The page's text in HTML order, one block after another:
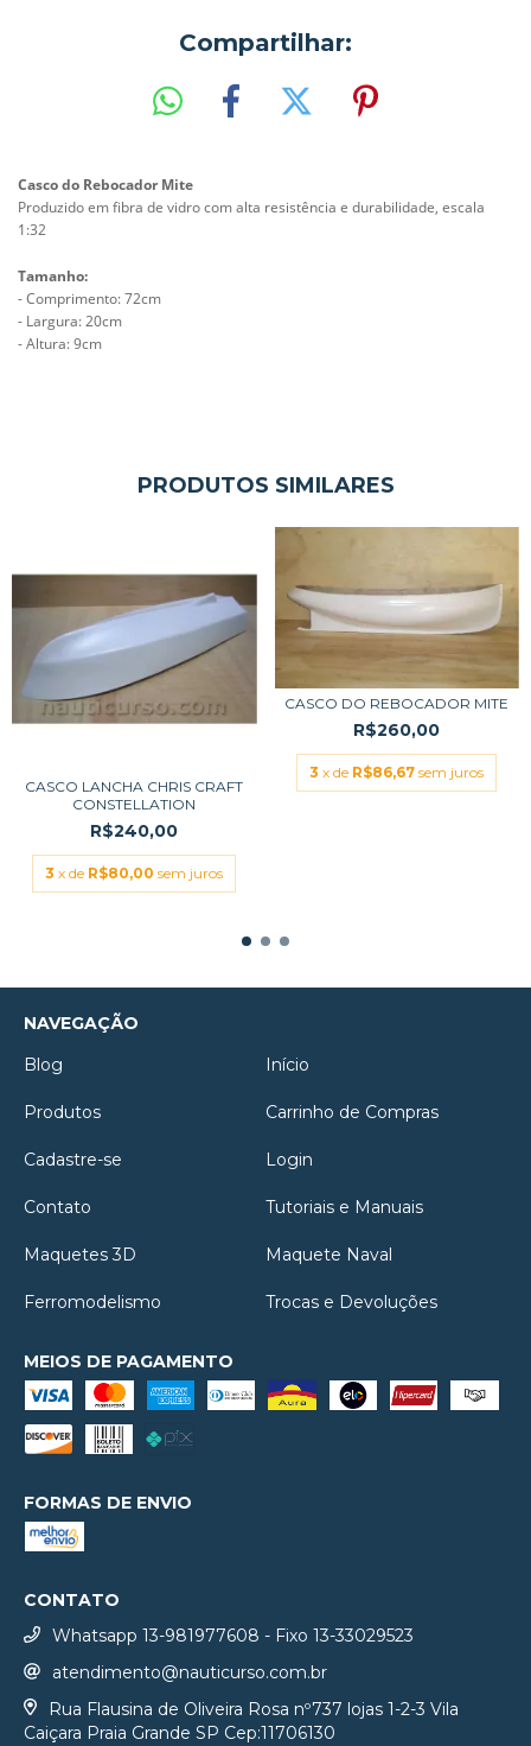
Compartilhar:
Casco do Rebocador Mite
Produzido em fibra de vidro com alta resistência e durabilidade, escala
1:32
Tamanho:
- Comprimento: 72cm
- Largura: 20cm
- Altura: 9cm
PRODUTOS SIMILARES
CASCO LANCHA CHRIS CRAFT
CONSTELLATION
R$240,00
3 x de R$80,00 sem juros
CASCO DO REBOCADOR MITE
R$260,00
3 x de R$86,67 sem juros
NAVEGAÇÃO
Blog
Início
Produtos Carrinho de Compras
Cadastre-se Login
Contato Tutoriais e Manuais
Maquetes 3D Maquete Naval
Ferromodelismo Trocas e Devoluções
MEIOS DE PAGAMENTO
FORMAS DE ENVIO
CONTATO
Whatsapp 13-981977608 - Fixo 13-33029523
atendimento@nauticurso.com.br
Rua Flausina de Oliveira Rosa nº737 lojas 1-2-3 Vila
Caiçara Praia Grande SP Cep:11706130